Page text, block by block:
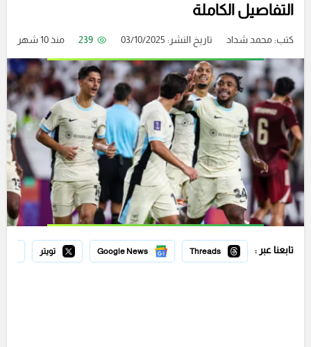
التفاصيل الكاملة
كتب:محمد شداد تاريخ النشر: 03/10/2025 239 منذ 10 شهر
تابعنا عبر : Threads
Google News تويتر